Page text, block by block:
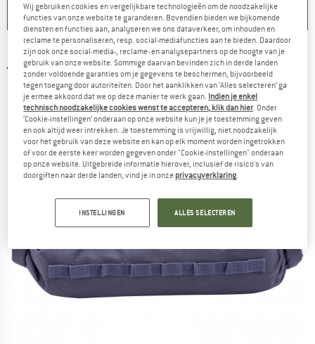
ACEPAC -Bar Drybag 8 - Pakzak
(0)
Wij gebruiken cookies en vergelijkbare technologieën om de noodzakelijke
functies van onze website te garanderen. Bovendien bieden we bijkomende
diensten en functies aan, analyseren we ons dataverkeer, om inhouden en
reclame te personaliseren, resp. social-mediafuncties aan te bieden. Daardoor
zijn ook onze social-media-, reclame- en analysepartners op de hoogte van je
gebruik van onze website. Sommige daarvan bevinden zich in derde landen
zonder voldoende garanties om je gegevens te beschermen, bijvoorbeeld
tegen toegang door autoriteiten. Door het aanklikken van ‘Alles selecteren’ ga
je ermee akkoord dat we op deze manier te werk gaan. Indien je enkel
technisch noodzakelijke cookies wenst te accepteren, klik dan hier. Onder
‘Cookie-instellingen’ onderaan op onze website kun je je toestemming geven
en ook altijd weer intrekken. Je toestemming is vrijwillig, niet noodzakelijk
voor het gebruik van deze website en kan op elk moment worden ingetrokken
of voor de eerste keer worden gegeven onder "Cookie-instellingen" onderaan
op onze website. Uitgebreide informatie hierover, inclusief de risico's van
doorgiften naar derde landen, vind je in onze privacyverklaring.
INSTELLINGEN ALLES SELECTEREN